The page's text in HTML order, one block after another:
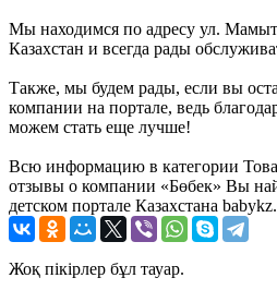
Мы находимся по адресу ул.
Казахстан и всегда рады
Также, мы будем рады, если вы
компании на портале, ведь
можем стать еще лучше!
Всю информацию в категории
отзывы о компании «Бөбек» Вы
детском портале Казахстана
Жоқ пікірлер бұл тауар.